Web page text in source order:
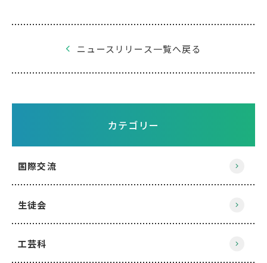
ニュースリリース一覧へ戻る
カテゴリー
国際交流
生徒会
工芸科